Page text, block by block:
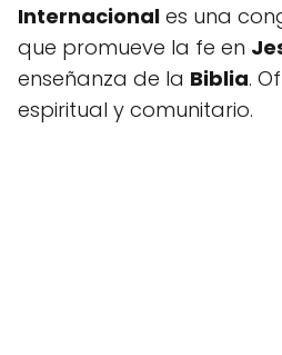
Internacional es una
que promueve la fe en
enseñanza de la Biblia.
espiritual y comunitario.